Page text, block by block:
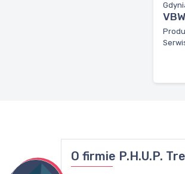
O firmie P.H.U.P.